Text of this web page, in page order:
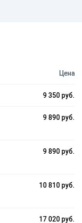
Цена
9 350 руб.
9 890 руб.
9 890 руб.
10 810 руб.
17 020 руб.